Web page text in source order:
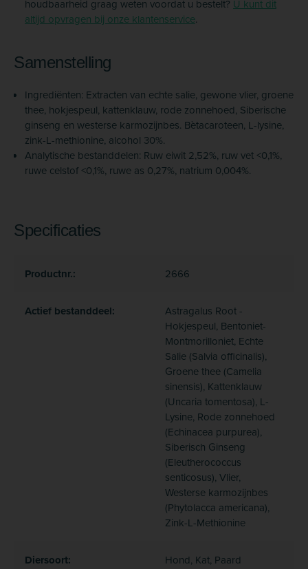
houdbaarheid graag weten voordat u bestelt? U kunt dit
altijd opvragen bij onze klantenservice.
Samenstelling
Ingrediënten: Extracten van echte salie, gewone vlier, groene
thee, hokjespeul, kattenklauw, rode zonnehoed, Siberische
ginseng en westerse karmozijnbes. Bètacaroteen, L-lysine,
zink-L-methionine, alcohol 30%.
Analytische bestanddelen: Ruw eiwit 2,52%, ruw vet <0,1%,
ruwe celstof <0,1%, ruwe as 0,27%, natrium 0,004%.
Specificaties
Productnr.: 2666
Actief bestanddeel:
Astragalus Root -
Hokjespeul, Bentoniet-
Montmorilloniet, Echte
Salie (Salvia officinalis),
Groene thee (Camelia
sinensis), Kattenklauw
(Uncaria tomentosa), L-
Lysine, Rode zonnehoed
(Echinacea purpurea),
Siberisch Ginseng
(Eleutherococcus
senticosus), Vlier,
Westerse karmozijnbes
(Phytolacca americana),
Zink-L-Methionine
Diersoort: Hond, Kat, Paard